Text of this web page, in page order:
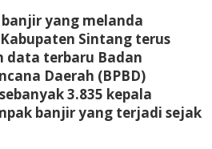
banjir yang melanda
Sintang terus
data terbaru Badan
Daerah (BPBD)
3.835 kepala
banjir yang terjadi sejak